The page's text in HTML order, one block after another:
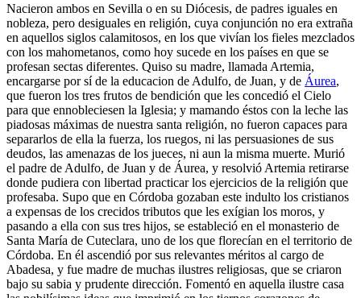
Nacieron ambos en Sevilla o en su Diócesis, de padres iguales en
nobleza, pero desiguales en religión, cuya conjunción no era extraña
en aquellos siglos calamitosos, en los que vivían los fieles mezclados
con los mahometanos, como hoy sucede en los países en que se
profesan sectas diferentes. Quiso su madre, llamada Artemia,
encargarse por sí de la educacion de Adulfo, de Juan, y de Áurea,
que fueron los tres frutos de bendición que les concedió el Cielo
para que ennobleciesen la Iglesia; y mamando éstos con la leche las
piadosas máximas de nuestra santa religión, no fueron capaces para
separarlos de ella la fuerza, los ruegos, ni las persuasiones de sus
deudos, las amenazas de los jueces, ni aun la misma muerte. Murió
el padre de Adulfo, de Juan y de Áurea, y resolvió Artemia retirarse
donde pudiera con libertad practicar los ejercicios de la religión que
profesaba. Supo que en Córdoba gozaban este indulto los cristianos
a expensas de los crecidos tributos que les exígian los moros, y
pasando a ella con sus tres hijos, se estableció en el monasterio de
Santa María de Cuteclara, uno de los que florecían en el territorio de
Córdoba. En él ascendió por sus relevantes méritos al cargo de
Abadesa, y fue madre de muchas ilustres religiosas, que se criaron
bajo su sabia y prudente dirección. Fomentó en aquella ilustre casa